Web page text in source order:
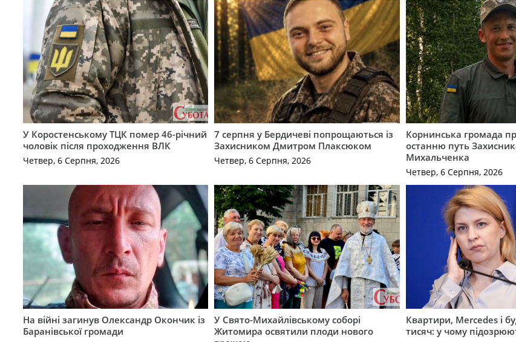
У Коростенському ТЦК помер 46-річний
чоловік після проходження ВЛК
Четвер, 6 Серпня, 2026
7 серпня у Бердичеві попрощаються із
Захисником Дмитром Плаксюком
Четвер, 6 Серпня, 2026
Корнинська громада
останню путь
Михальченка
Четвер, 6 Серпня, 2026
На війні загинув Олександр Окончик із
Баранівської громади
У Свято-Михайлівському соборі
Житомира освятили плоди нового
Квартири, Mercedes і
тисяч: у чому